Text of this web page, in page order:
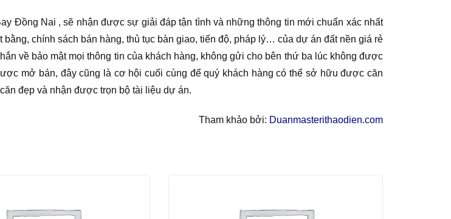
Đồng Nai , sẽ nhận được sự giải đáp tận tình và những thông tin mới chuẩn xác nhất
chính sách bán hàng, thủ tục bàn giao, tiến độ, pháp lý… của dự án đất nền giá rẻ
về bảo mật mọi thông tin của khách hàng, không gửi cho bên thứ ba lúc không được
mở bán, đây cũng là cơ hội cuối cùng để quý khách hàng có thể sở hữu được căn
đẹp và nhận được trọn bộ tài liệu dự án.
Tham khảo bởi: Duanmasterithaodien.com